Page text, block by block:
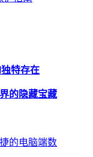
特存在
的隐藏宝藏